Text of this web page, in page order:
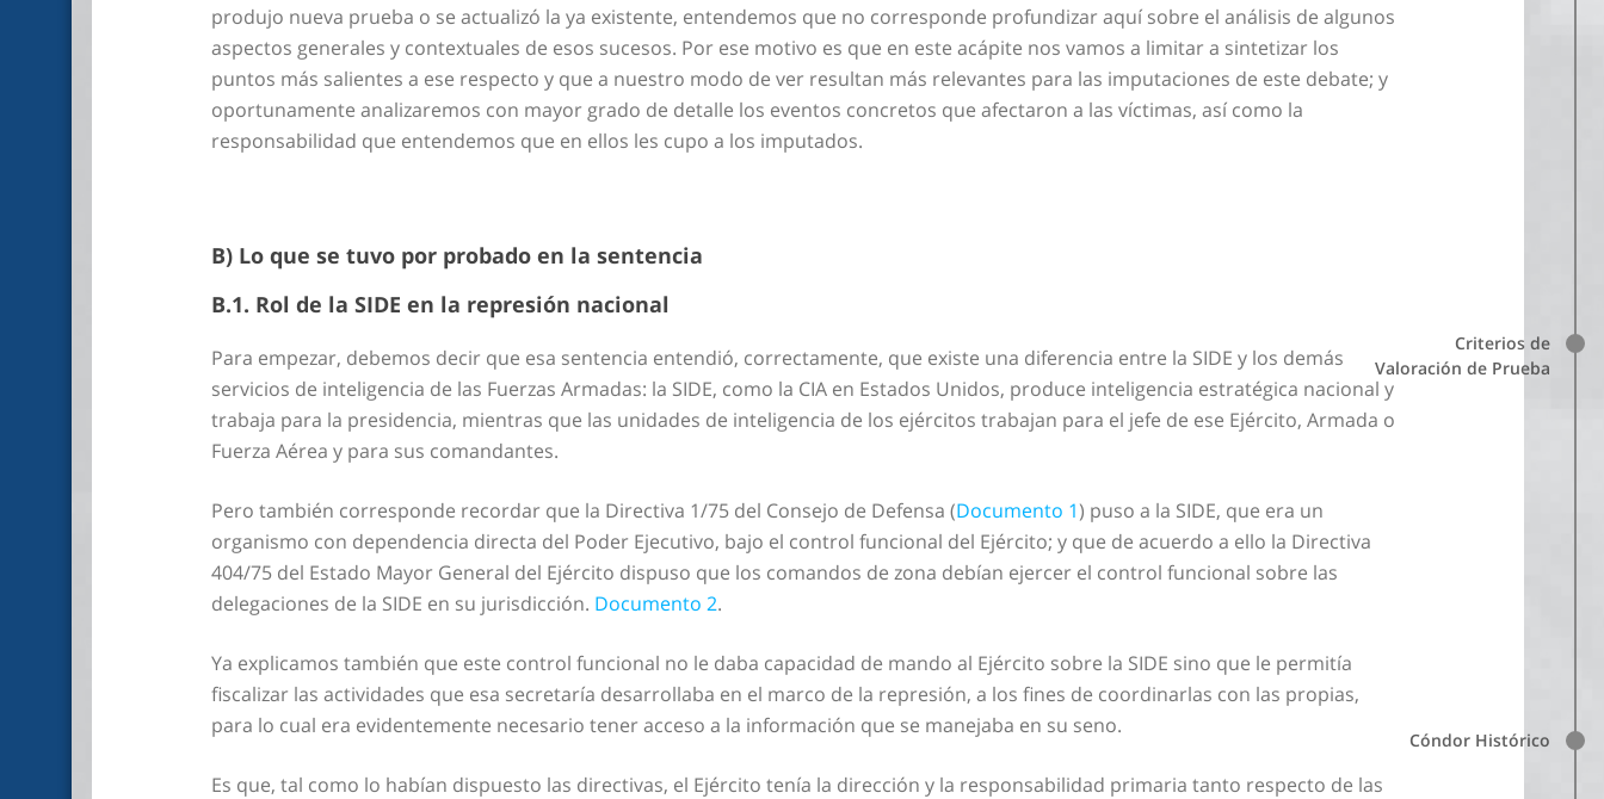
Criterios de
Valoración de Prueba
Cóndor Histórico
produjo nueva prueba o se actualizó la ya existente, entendemos que no corresponde profundizar aquí sobre el análisis de algunos
aspectos generales y contextuales de esos sucesos. Por ese motivo es que en este acápite nos vamos a limitar a sintetizar los
puntos más salientes a ese respecto y que a nuestro modo de ver resultan más relevantes para las imputaciones de este debate; y
oportunamente analizaremos con mayor grado de detalle los eventos concretos que afectaron a las víctimas, así como la
responsabilidad que entendemos que en ellos les cupo a los imputados.
B) Lo que se tuvo por probado en la sentencia
B.1. Rol de la SIDE en la represión nacional
Para empezar, debemos decir que esa sentencia entendió, correctamente, que existe una diferencia entre la SIDE y los demás
servicios de inteligencia de las Fuerzas Armadas: la SIDE, como la CIA en Estados Unidos, produce inteligencia estratégica nacional y
trabaja para la presidencia, mientras que las unidades de inteligencia de los ejércitos trabajan para el jefe de ese Ejército, Armada o
Fuerza Aérea y para sus comandantes.
Pero también corresponde recordar que la Directiva 1/75 del Consejo de Defensa (Documento 1) puso a la SIDE, que era un
organismo con dependencia directa del Poder Ejecutivo, bajo el control funcional del Ejército; y que de acuerdo a ello la Directiva
404/75 del Estado Mayor General del Ejército dispuso que los comandos de zona debían ejercer el control funcional sobre las
delegaciones de la SIDE en su jurisdicción. Documento 2.
Ya explicamos también que este control funcional no le daba capacidad de mando al Ejército sobre la SIDE sino que le permitía
fiscalizar las actividades que esa secretaría desarrollaba en el marco de la represión, a los fines de coordinarlas con las propias,
para lo cual era evidentemente necesario tener acceso a la información que se manejaba en su seno.
Es que, tal como lo habían dispuesto las directivas, el Ejército tenía la dirección y la responsabilidad primaria tanto respecto de las